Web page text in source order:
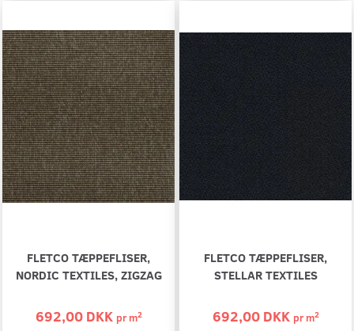
FLETCO TÆPPEFLISER,
NORDIC TEXTILES, ZIGZAG
692,00 DKK prm2
FLETCO TÆPPEFLISER,
STELLAR TEXTILES
692,00 DKK prm2